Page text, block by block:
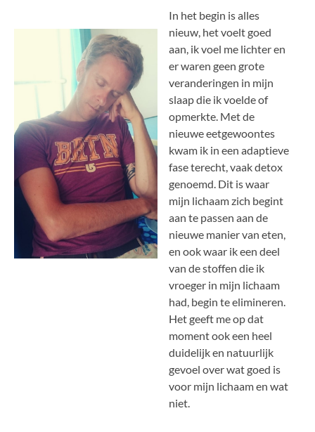
In het begin is alles
nieuw, het voelt goed
aan, ik voel me lichter en
er waren geen grote
veranderingen in mijn
slaap die ik voelde of
opmerkte. Met de
nieuwe eetgewoontes
kwam ik in een adaptieve
fase terecht, vaak detox
genoemd. Dit is waar
mijn lichaam zich begint
aan te passen aan de
nieuwe manier van eten,
en ook waar ik een deel
van de stoffen die ik
vroeger in mijn lichaam
had, begin te elimineren.
Het geeft me op dat
moment ook een heel
duidelijk en natuurlijk
gevoel over wat goed is
voor mijn lichaam en wat
niet.